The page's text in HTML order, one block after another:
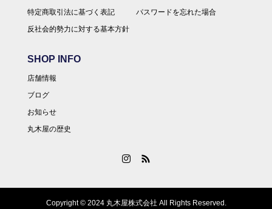
特定商取引法に基づく表記
反社会的勢力に対する基本方針
パスワードを忘れた場合
SHOP INFO
店舗情報
ブログ
お知らせ
丸木屋の歴史
Copyright © 2024 丸木屋株式会社 All Rights Reserved.